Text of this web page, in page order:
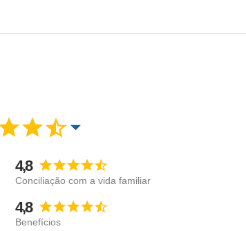
4,8
Conciliação com a vida familiar
4,8
Benefícios